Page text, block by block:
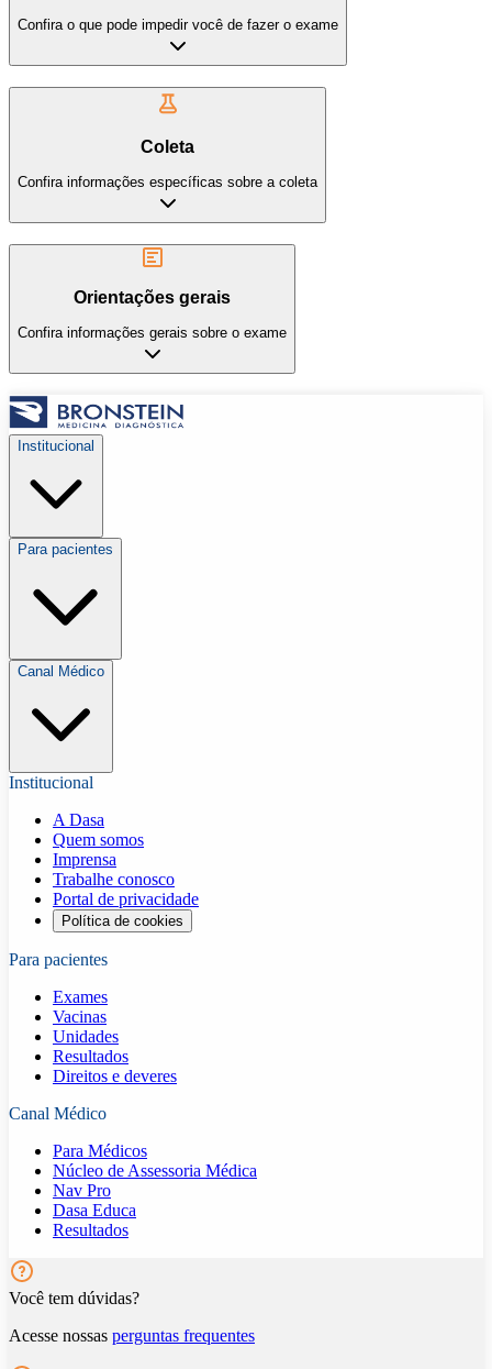
Confira o que pode impedir você de fazer o exame
Coleta
Confira informações específicas sobre a coleta
Orientações gerais
Confira informações gerais sobre o exame
Institucional
Para pacientes
Canal Médico
Institucional
A Dasa
Quem somos
Imprensa
Trabalhe conosco
Portal de privacidade
Política de cookies
Para pacientes
Exames
Vacinas
Unidades
Resultados
Direitos e deveres
Canal Médico
Para Médicos
Núcleo de Assessoria Médica
Nav Pro
Dasa Educa
Resultados
Você tem dúvidas?
Acesse nossas perguntas frequentes